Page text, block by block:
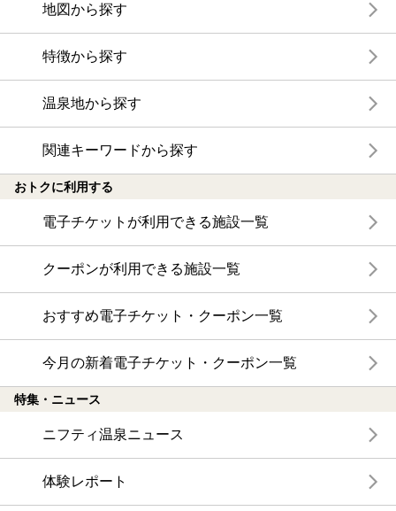
地図から探す
特徴から探す
温泉地から探す
関連キーワードから探す
おトクに利用する
電子チケットが利用できる施設一覧
クーポンが利用できる施設一覧
おすすめ電子チケット・クーポン一覧
今月の新着電子チケット・クーポン一覧
特集・ニュース
ニフティ温泉ニュース
体験レポート